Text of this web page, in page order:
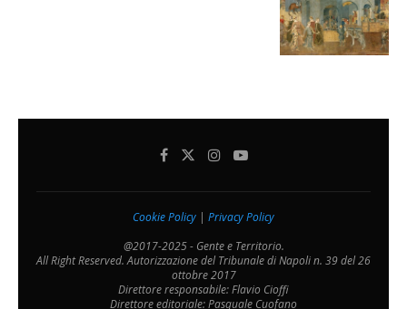
Cookie Policy | Privacy Policy
@2017-2025 - Gente e Territorio.
All Right Reserved. Autorizzazione del Tribunale di Napoli n. 39 del 26
ottobre 2017
Direttore responsabile: Flavio Cioffi
Direttore editoriale: Pasquale Cuofano